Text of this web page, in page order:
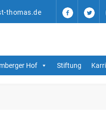
thomas.de
Hof Stiftung